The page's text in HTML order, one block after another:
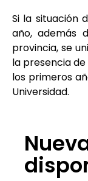
Si la situación
año, además
provincia, se
la presencia
los primeros
Universidad.